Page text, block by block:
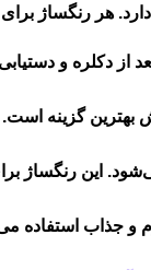
دارد. هر رنگساژ
دکلره و دستیابی
بهترین گزینه
این رنگساژ
و جذاب